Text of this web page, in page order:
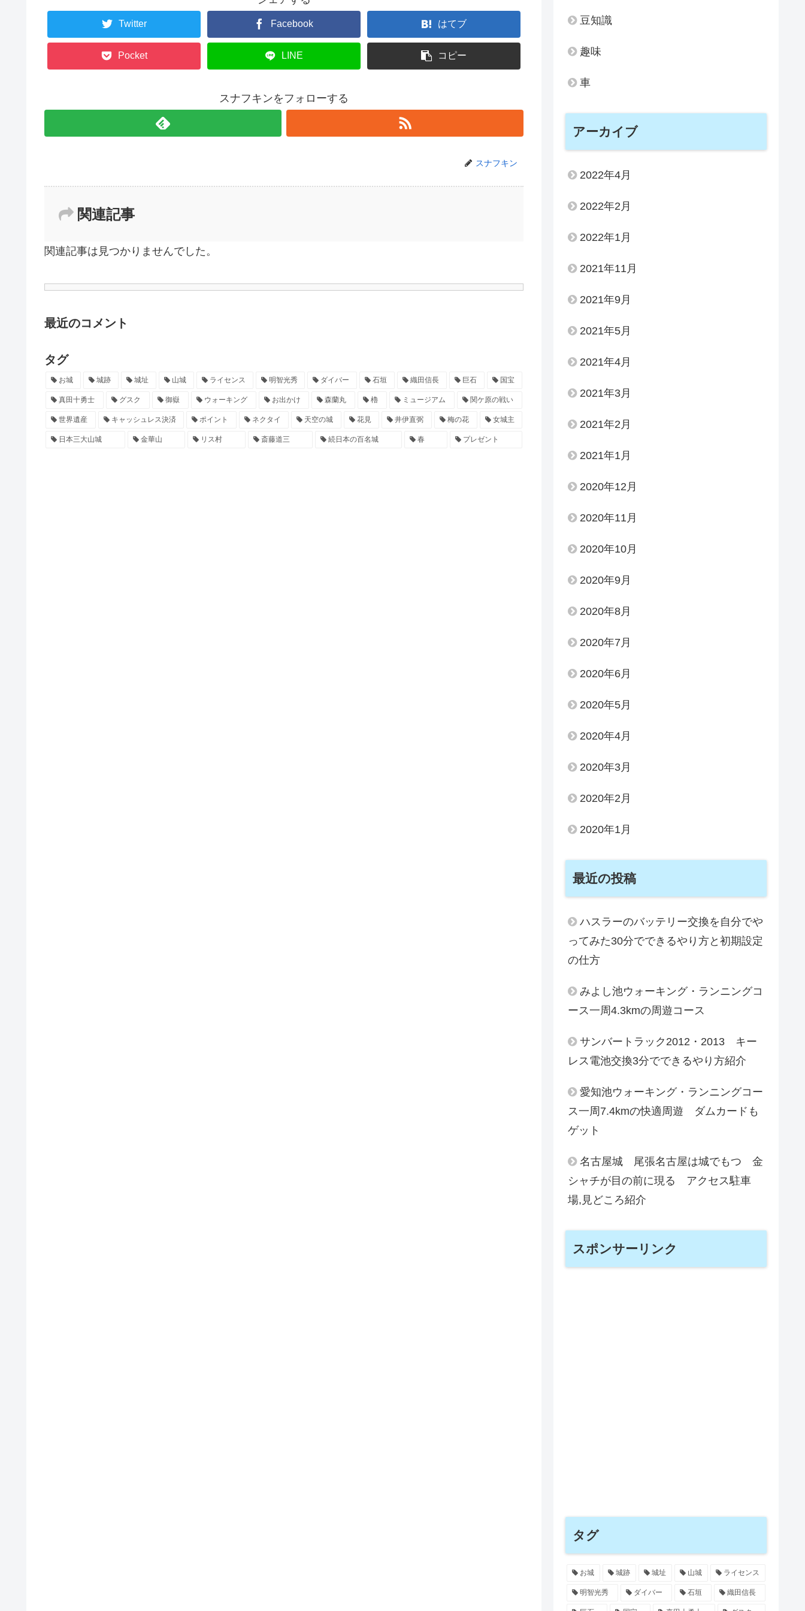
Twitter Facebook はてブ
Pocket LINE コピー
スナフキンをフォローする
スナフキン
関連記事
関連記事は見つかりませんでした。
最近のコメント
タグ
お城 城跡 城址 山城 ライセンス 明智光秀 ダイバー 石垣 織田信長 巨石 国宝
真田十勇士 グスク 御嶽 ウォーキング お出かけ 森蘭丸 櫓 ミュージアム 関ケ原の戦い
世界遺産 キャッシュレス決済 ポイント ネクタイ 天空の城 花見 井伊直弼 梅の花 女城主
日本三大山城 金華山 リス村 斎藤道三 続日本の百名城 春 プレゼント
豆知識
趣味
車
アーカイブ
2022年4月
2022年2月
2022年1月
2021年11月
2021年9月
2021年5月
2021年4月
2021年3月
2021年2月
2021年1月
2020年12月
2020年11月
2020年10月
2020年9月
2020年8月
2020年7月
2020年6月
2020年5月
2020年4月
2020年3月
2020年2月
2020年1月
最近の投稿
ハスラーのバッテリー交換を自分でや
ってみた30分でできるやり方と初期設定
の仕方
みよし池ウォーキング・ランニングコ
ース一周4.3kmの周遊コース
サンバートラック2012・2013 キー
レス電池交換3分でできるやり方紹介
愛知池ウォーキング・ランニングコー
ス一周7.4kmの快適周遊 ダムカードも
ゲット
名古屋城 尾張名古屋は城でもつ 金
シャチが目の前に現る アクセス駐車
場,見どころ紹介
スポンサーリンク
タグ
お城 城跡 城址 山城 ライセンス
明智光秀 ダイバー 石垣 織田信長